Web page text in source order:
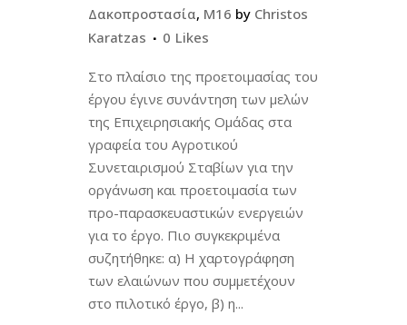
Δακοπροστασία, Μ16 by Christos
Karatzas
0 Likes
Στο πλαίσιο της προετοιμασίας του
έργου έγινε συνάντηση των μελών
της Επιχειρησιακής Ομάδας στα
γραφεία του Αγροτικού
Συνεταιρισμού Σταβίων για την
οργάνωση και προετοιμασία των
προ-παρασκευαστικών ενεργειών
για το έργο. Πιο συγκεκριμένα
συζητήθηκε: α) Η χαρτογράφηση
των ελαιώνων που συμμετέχουν
στο πιλοτικό έργο, β) η...